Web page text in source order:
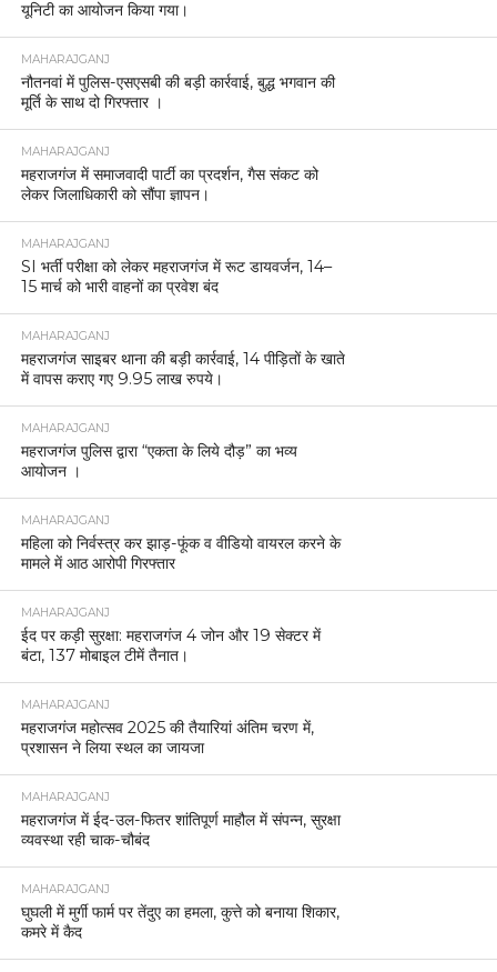
यूनिटी का आयोजन किया गया।
MAHARAJGANJ
नौतनवां में पुलिस-एसएसबी की बड़ी कार्रवाई, बुद्ध भगवान की
मूर्ति के साथ दो गिरफ्तार ।
MAHARAJGANJ
महराजगंज में समाजवादी पार्टी का प्रदर्शन, गैस संकट को
लेकर जिलाधिकारी को सौंपा ज्ञापन।
MAHARAJGANJ
SI भर्ती परीक्षा को लेकर महराजगंज में रूट डायवर्जन, 14–
15 मार्च को भारी वाहनों का प्रवेश बंद
MAHARAJGANJ
महराजगंज साइबर थाना की बड़ी कार्रवाई, 14 पीड़ितों के खाते
में वापस कराए गए 9.95 लाख रुपये।
MAHARAJGANJ
महराजगंज पुलिस द्वारा “एकता के लिये दौड़” का भव्य
आयोजन ।
MAHARAJGANJ
महिला को निर्वस्त्र कर झाड़-फूंक व वीडियो वायरल करने के
मामले में आठ आरोपी गिरफ्तार
MAHARAJGANJ
ईद पर कड़ी सुरक्षा: महराजगंज 4 जोन और 19 सेक्टर में
बंटा, 137 मोबाइल टीमें तैनात।
MAHARAJGANJ
महराजगंज महोत्सव 2025 की तैयारियां अंतिम चरण में,
प्रशासन ने लिया स्थल का जायजा
MAHARAJGANJ
महराजगंज में ईद-उल-फितर शांतिपूर्ण माहौल में संपन्न, सुरक्षा
व्यवस्था रही चाक-चौबंद
MAHARAJGANJ
घुघली में मुर्गी फार्म पर तेंदुए का हमला, कुत्ते को बनाया शिकार,
कमरे में कैद